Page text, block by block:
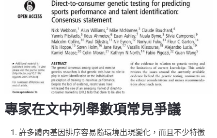
專家在文中列舉數項常見爭議
許多體內基因排序容易隨環境出現變化，而且不少特徵